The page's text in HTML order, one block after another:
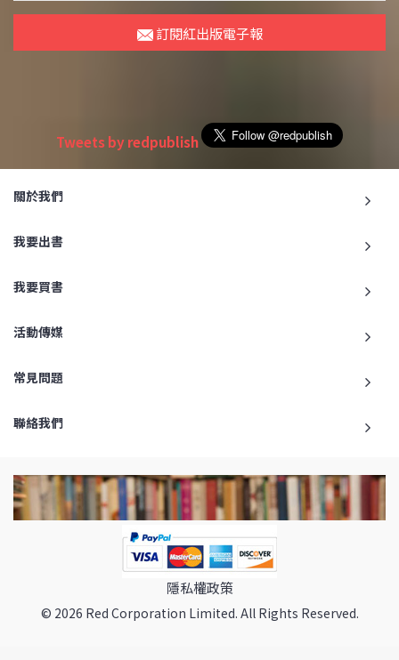
訂閱紅出版電子報
Tweets by redpublish
關於我們
我要出書
我要買書
活動傳媒
常見問題
聯絡我們
隱私權政策
© 2026 Red Corporation Limited. All Rights Reserved.